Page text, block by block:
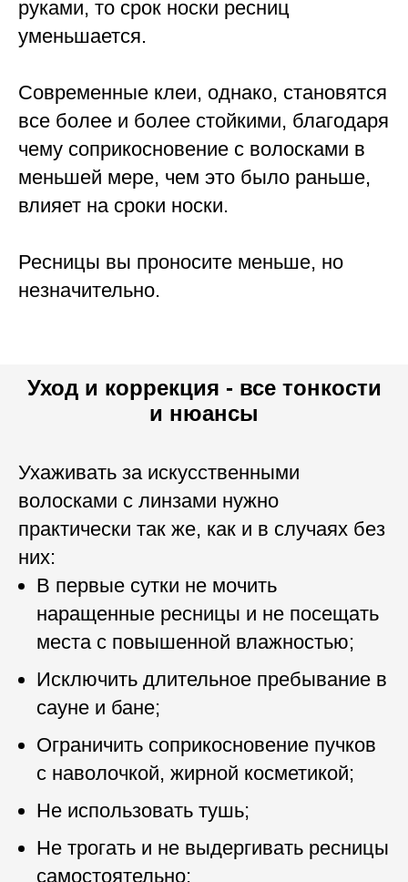
руками, то срок носки ресниц
уменьшается.
Современные клеи, однако, становятся
все более и более стойкими, благодаря
чему соприкосновение с волосками в
меньшей мере, чем это было раньше,
влияет на сроки носки.
Ресницы вы проносите меньше, но
незначительно.
Уход и коррекция - все тонкости
и нюансы
Ухаживать за искусственными
волосками с линзами нужно
практически так же, как и в случаях без
них:
В первые сутки не мочить
наращенные ресницы и не посещать
места с повышенной влажностью;
Исключить длительное пребывание в
сауне и бане;
Ограничить соприкосновение пучков
с наволочкой, жирной косметикой;
Не использовать тушь;
Не трогать и не выдергивать ресницы
самостоятельно;